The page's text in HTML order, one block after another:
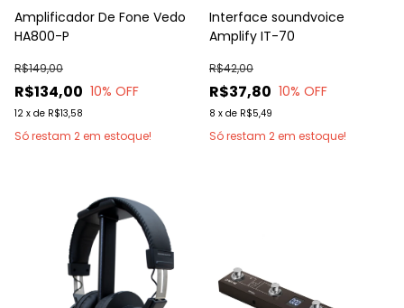
Amplificador De Fone Vedo
HA800-P
R$134,00
R$149,00
10% OFF
12 x de R$13,58
Só restam 2 em estoque!
Interface soundvoice
Amplify IT-70
R$37,80
R$42,00
10% OFF
8 x de R$5,49
Só restam 2 em estoque!